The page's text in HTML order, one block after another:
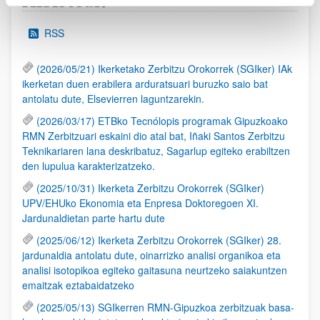
RSS
(2026/05/21) Ikerketako Zerbitzu Orokorrek (SGIker) IAk
ikerketan duen erabilera arduratsuari buruzko saio bat
antolatu dute, Elsevierren laguntzarekin.
(2026/03/17) ETBko Tecnólopis programak Gipuzkoako
RMN Zerbitzuari eskaini dio atal bat, Iñaki Santos Zerbitzu
Teknikariaren lana deskribatuz, Sagarlup egiteko erabiltzen
den lupulua karakterizatzeko.
(2025/10/31) Ikerketa Zerbitzu Orokorrek (SGIker)
UPV/EHUko Ekonomia eta Enpresa Doktoregoen XI.
Jardunaldietan parte hartu dute
(2025/06/12) Ikerketa Zerbitzu Orokorrek (SGIker) 28.
jardunaldia antolatu dute, oinarrizko analisi organikoa eta
analisi isotopikoa egiteko gaitasuna neurtzeko saiakuntzen
emaitzak eztabaidatzeko
(2025/05/13) SGIkerren RMN-Gipuzkoa zerbitzuak basa-